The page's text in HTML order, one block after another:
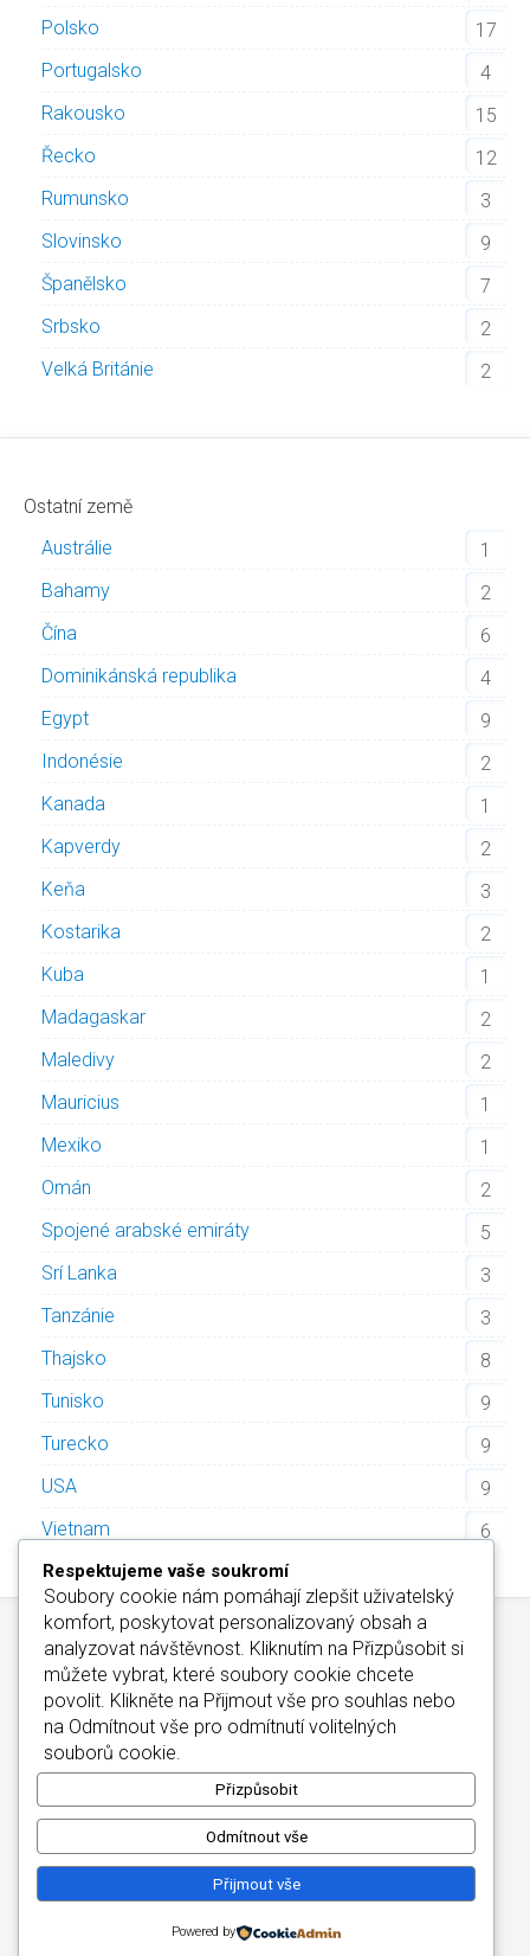
Polsko
17
Portugalsko
4
Rakousko
15
Řecko
12
Rumunsko
3
Slovinsko
9
Španělsko
7
Srbsko
2
Velká Británie
2
Ostatní země
Austrálie
1
Bahamy
2
Čína
6
Dominikánská republika
4
Egypt
9
Indonésie
2
Kanada
1
Kapverdy
2
Keňa
3
Kostarika
2
Kuba
1
Madagaskar
2
Maledivy
2
Mauricius
1
Mexiko
1
Omán
2
Spojené arabské emiráty
5
Srí Lanka
3
Tanzánie
3
Thajsko
8
Tunisko
9
Turecko
9
USA
9
Vietnam
6
Kontakt/Informace o Cookies/Katalog Alfa-Elchron
Wellness Hotely Maďarsko
Copyright © 2026
Respektujeme vaše soukromí
Soubory cookie nám pomáhají zlepšit uživatelský
komfort, poskytovat personalizovaný obsah a
analyzovat návštěvnost. Kliknutím na Přizpůsobit si
můžete vybrat, které soubory cookie chcete
povolit. Klikněte na Přijmout vše pro souhlas nebo
na Odmítnout vše pro odmítnutí volitelných
souborů cookie.
Přizpůsobit
Odmítnout vše
Přijmout vše
Powered by